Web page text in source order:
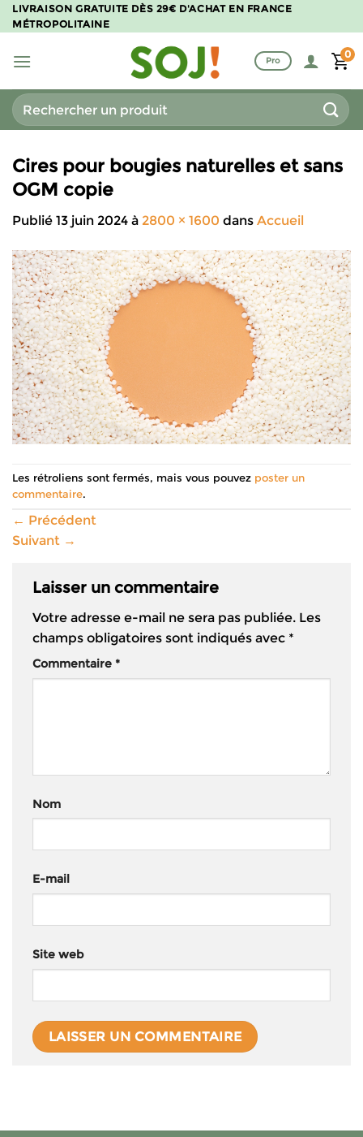
Passer
au
LIVRAISON GRATUITE DÈS 29€ D'ACHAT EN FRANCE
MÉTROPOLITAINE
Pro
0
Recherche
pour :
Cires pour bougies naturelles et sans
OGM copie
Publié 13 juin 2024 à 2800 × 1600 dans Accueil
Les rétroliens sont fermés, mais vous pouvez poster un
commentaire.
← Précédent
Suivant →
Laisser un commentaire
Votre adresse e-mail ne sera pas publiée. Les
champs obligatoires sont indiqués avec *
Commentaire *
Nom
E-mail
Site web